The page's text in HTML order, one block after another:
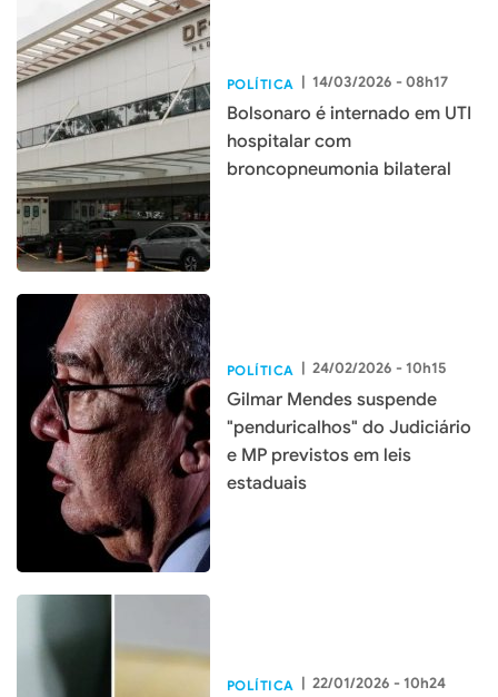
POLÍTICA | 14/03/2026 - 08h17
Bolsonaro é internado em UTI
hospitalar com
broncopneumonia bilateral
POLÍTICA | 24/02/2026 - 10h15
Gilmar Mendes suspende
"penduricalhos" do Judiciário
e MP previstos em leis
estaduais
POLÍTICA | 22/01/2026 - 10h24